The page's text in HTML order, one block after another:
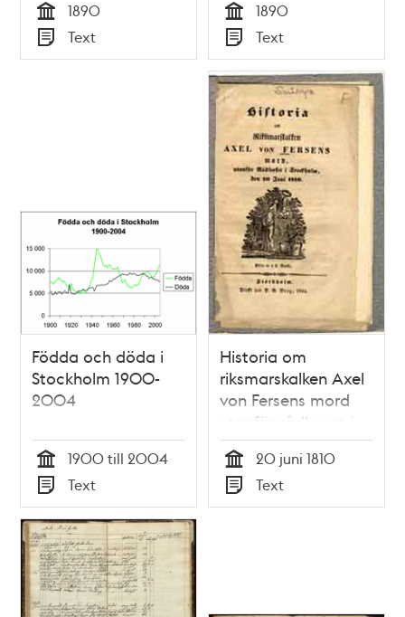
Tid
1890
Typ
Text Tid
1890
Typ
Text
Födda och döda i
Stockholm 1900-
2004
Tid
1900 till 2004
Typ
Text
Historia om
riksmarskalken Axel
von Fersens mord
utanför rådhuset i
Stockholm den 20
juni 1810.
Tid
20 juni 1810
Typ
Text